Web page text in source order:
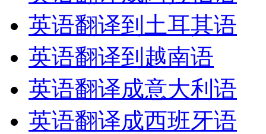
英语翻译到土耳其语
英语翻译到越南语
英语翻译成意大利语
英语翻译成西班牙语